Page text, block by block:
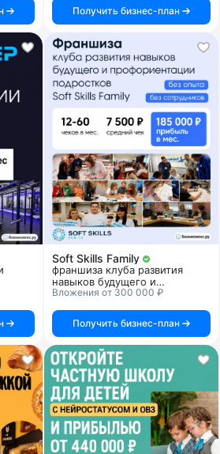
Получить бизнес-план
Soft Skills Family
франшиза клуба развития
навыков будущего и
профориентации подростков
Вложения от 300 000 ₽
Получить бизнес-план